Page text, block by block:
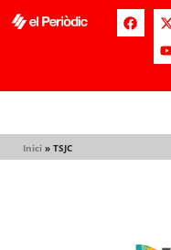
Inici » TSJC